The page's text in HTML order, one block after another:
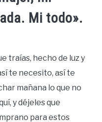
Mi todo».
traías, hecho de luz y
te necesito, así te
mañana lo que no
y déjeles que
para estos